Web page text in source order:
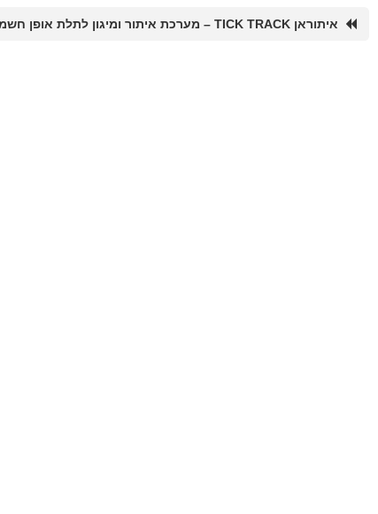
איתוראן TICK TRACK – מערכת איתור ומיגון לתלת אופן חשמלי, לקורקינט, אופניים